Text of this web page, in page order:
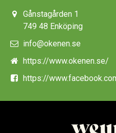
Gånstagården 1
749 48 Enköping
info@okenen.se
https://www.okenen.se/
https://